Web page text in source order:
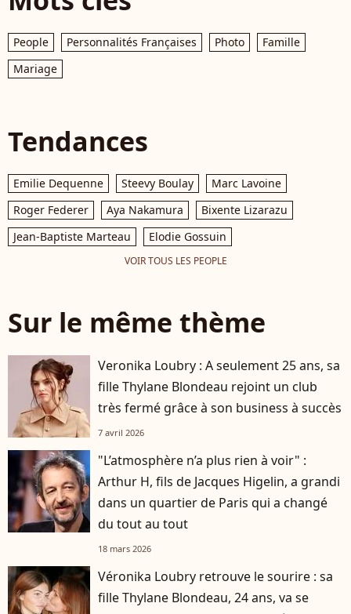
People Personnalités Françaises Photo
Famille
Mariage
Tendances
Emilie Dequenne Steevy Boulay
Marc Lavoine
Roger Federer
Aya Nakamura
Bixente Lizarazu
Jean-Baptiste Marteau
Elodie Gossuin
VOIR TOUS LES PEOPLE
Sur le même thème
Veronika Loubry : A seulement 25 ans, sa
fille Thylane Blondeau rejoint un club
très fermé grâce à son business à succès
7 avril 2026
"L’atmosphère n’a plus rien à voir" :
Arthur H, fils de Jacques Higelin, a grandi
dans un quartier de Paris qui a changé
du tout au tout
18 mars 2026
Véronika Loubry retrouve le sourire : sa
fille Thylane Blondeau, 24 ans, va se